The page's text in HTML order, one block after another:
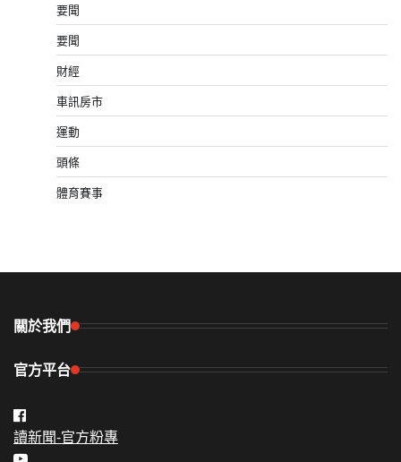
要聞
要聞
財經
車訊房市
運動
頭條
體育賽事
關於我們
官方平台
讀新聞-官方粉專